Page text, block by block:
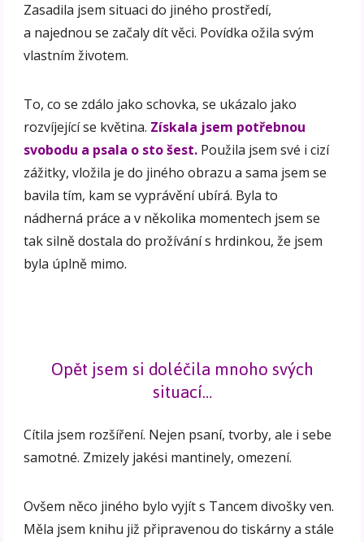
Zasadila jsem situaci do jiného prostředí,
a najednou se začaly dít věci. Povídka ožila svým
vlastním životem.
To, co se zdálo jako schovka, se ukázalo jako
rozvíjející se květina. Získala jsem potřebnou
svobodu a psala o sto šest. Použila jsem své i cizí
zážitky, vložila je do jiného obrazu a sama jsem se
bavila tím, kam se vyprávění ubírá. Byla to
nádherná práce a v několika momentech jsem se
tak silně dostala do prožívání s hrdinkou, že jsem
byla úplně mimo.
Opět jsem si doléčila mnoho svých
situací…
Cítila jsem rozšíření. Nejen psaní, tvorby, ale i sebe
samotné. Zmizely jakési mantinely, omezení.
Ovšem něco jiného bylo vyjít s Tancem divošky ven.
Měla jsem knihu již připravenou do tiskárny a stále